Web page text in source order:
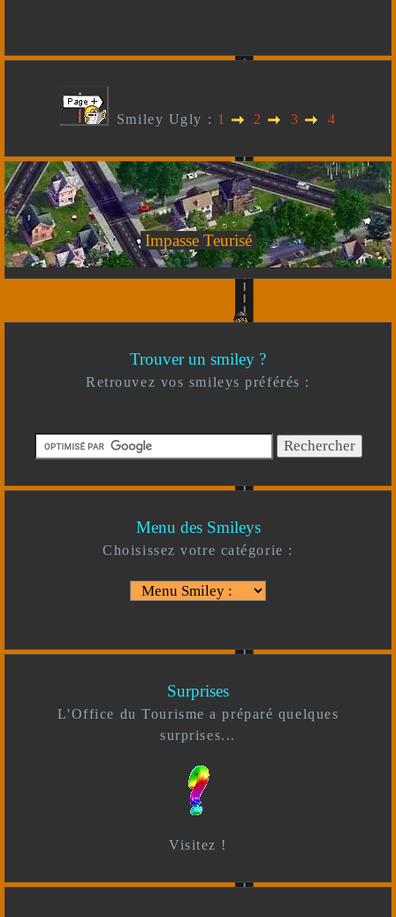
Smiley Ugly : 1 2 3 4
Impasse Teurisé
Trouver un smiley ?
Retrouvez vos smileys préférés :
Menu des Smileys
Choisissez votre catégorie :
Surprises
L'Office du Tourisme a préparé quelques
surprises...
Visitez !